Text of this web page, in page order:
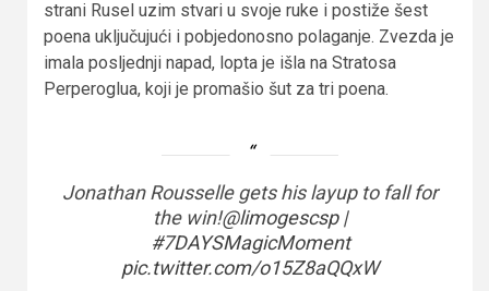
strani Rusel uzim stvari u svoje ruke i postiže šest
poena uključujući i pobjedonosno polaganje. Zvezda je
imala posljednji napad, lopta je išla na Stratosa
Perperoglua, koji je promašio šut za tri poena.
Jonathan Rousselle gets his layup to fall for
the win!@limogescsp|
#7DAYSMagicMoment
pic.twitter.com/o15Z8aQQxW